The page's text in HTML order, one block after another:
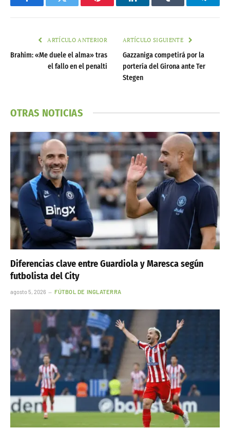
FacebookTwitter Pinterest LinkedInTumblr
ARTÍCULO ANTERIOR
Brahim: «Me duele el alma» tras
el fallo en el penalti
ARTÍCULO SIGUIENTE
Gazzaniga competirá por la
portería del Girona ante Ter
Stegen
OTRAS NOTICIAS
Diferencias clave entre Guardiola y Maresca según
futbolista del City
agosto 5, 2026 FÚTBOL DE INGLATERRA